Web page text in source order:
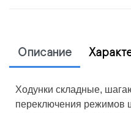
Описание
Ходунки складные,
переключения